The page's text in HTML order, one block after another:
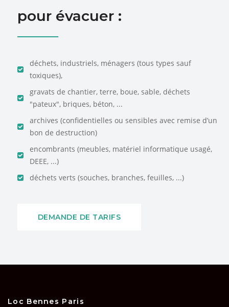
pour évacuer :
déchets, industriels, ménagers (tous types sauf
toxiques),
gravats de chantier, terre, boue, sable, déchets
"pateux", briques, béton, ...
archives (confidentielles ou sensibles avec remise d’un
bon de destruction)
encombrants (meubles, matériel informatique usagé,
DEEE, ...)
déchets verts (souches, branches, feuilles, ...)
DEMANDE DE TARIFS
Loc Bennes Paris